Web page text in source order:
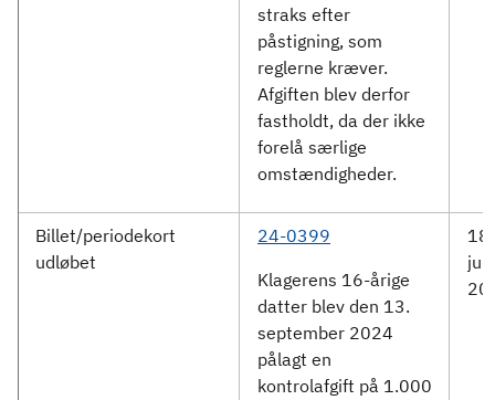
straks efter
påstigning, som
reglerne kræver.
Afgiften blev derfor
fastholdt, da der ikke
forelå særlige
omstændigheder.
Billet/periodekort
udløbet
24-0399
Klagerens 16-årige
datter blev den 13.
september 2024
pålagt en
kontrolafgift på 1.000
18.
juni